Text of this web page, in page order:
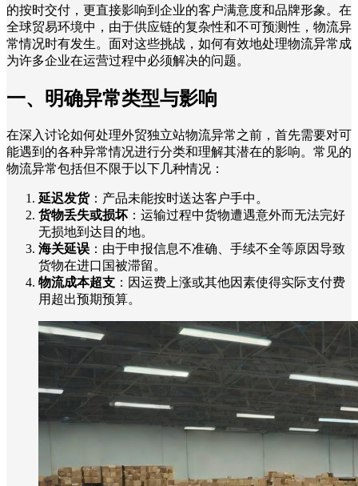
的按时交付，更直接影响到企业的客户满意度和品牌形象。在
全球贸易环境中，由于供应链的复杂性和不可预测性，物流异
常情况时有发生。面对这些挑战，如何有效地处理物流异常成
为许多企业在运营过程中必须解决的问题。
一、明确异常类型与影响
在深入讨论如何处理外贸独立站物流异常之前，首先需要对可
能遇到的各种异常情况进行分类和理解其潜在的影响。常见的
物流异常包括但不限于以下几种情况：
延迟发货：产品未能按时送达客户手中。
货物丢失或损坏 ：运输过程中货物遭遇意外而无法完好
无损地到达目的地。
海关延误 ：由于申报信息不准确、手续不全等原因导致
货物在进口国被滞留。
物流成本超支 ：因运费上涨或其他因素使得实际支付费
用超出预期预算。